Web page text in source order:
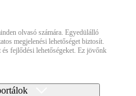
olvasó számára. Egyedülálló
megjelenési lehetőséget biztosít.
fejlődési lehetőségeket. Ez jövőnk